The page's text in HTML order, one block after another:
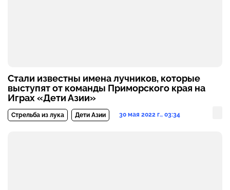
Стали известны имена лучников, которые
выступят от команды Приморского края на
Играх «Дети Азии»
Стрельба из лука Дети Азии 30 мая 2022 г., 03:34